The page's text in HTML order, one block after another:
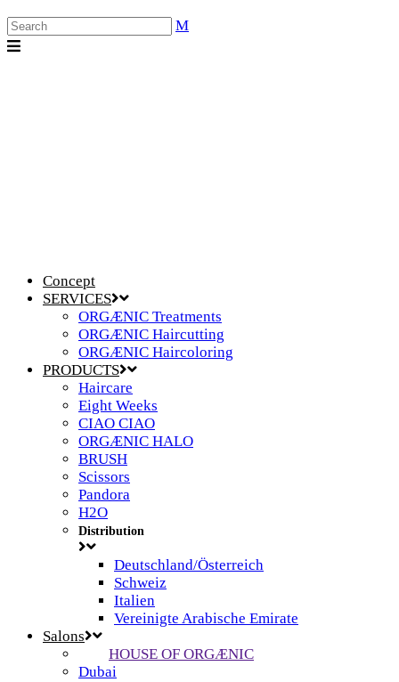
Concept
SERVICES
ORGÆNIC Treatments
ORGÆNIC Haircutting
ORGÆNIC Haircoloring
PRODUCTS
Haircare
Eight Weeks
CIAO CIAO
ORGÆNIC HALO
BRUSH
Scissors
Pandora
H2O
Distribution
Deutschland/Österreich
Schweiz
Italien
Vereinigte Arabische Emirate
Salons
HOUSE OF ORGÆNIC
Dubai